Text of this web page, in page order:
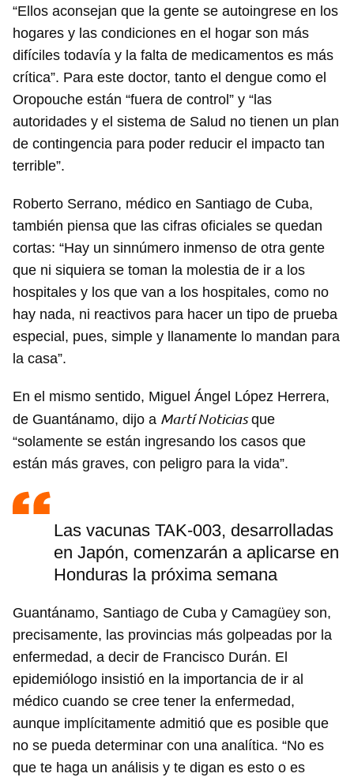
“Ellos aconsejan que la gente se autoingrese en los
hogares y las condiciones en el hogar son más
difíciles todavía y la falta de medicamentos es más
crítica”. Para este doctor, tanto el dengue como el
Oropouche están “fuera de control” y “las
autoridades y el sistema de Salud no tienen un plan
de contingencia para poder reducir el impacto tan
terrible”.
Roberto Serrano, médico en Santiago de Cuba,
también piensa que las cifras oficiales se quedan
cortas: “Hay un sinnúmero inmenso de otra gente
que ni siquiera se toman la molestia de ir a los
hospitales y los que van a los hospitales, como no
hay nada, ni reactivos para hacer un tipo de prueba
especial, pues, simple y llanamente lo mandan para
la casa”.
En el mismo sentido, Miguel Ángel López Herrera,
de Guantánamo, dijo a Martí Noticiasque
“solamente se están ingresando los casos que
están más graves, con peligro para la vida”.
Las vacunas TAK-003, desarrolladas
en Japón, comenzarán a aplicarse en
Honduras la próxima semana
Guantánamo, Santiago de Cuba y Camagüey son,
precisamente, las provincias más golpeadas por la
enfermedad, a decir de Francisco Durán. El
epidemiólogo insistió en la importancia de ir al
médico cuando se cree tener la enfermedad,
aunque implícitamente admitió que es posible que
no se pueda determinar con una analítica. “No es
que te haga un análisis y te digan es esto o es